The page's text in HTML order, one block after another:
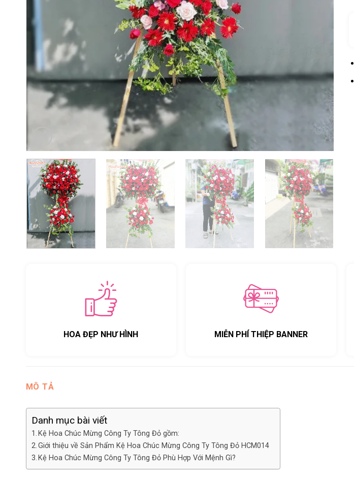
HOA ĐẸP NHƯ HÌNH MIỄN PHÍ THIỆP BANNER
MÔ TẢ
Danh mục bài viết
Kệ Hoa Chúc Mừng Công Ty Tông Đỏ gồm:
Giới thiệu về Sản Phẩm Kệ Hoa Chúc Mừng Công Ty Tông Đỏ HCM014
Kệ Hoa Chúc Mừng Công Ty Tông Đỏ Phù Hợp Với Mệnh Gì?